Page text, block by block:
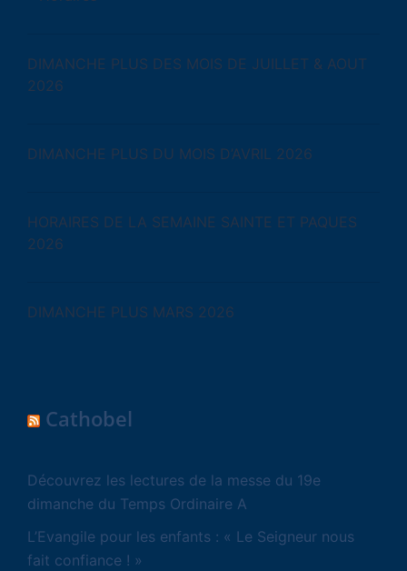
DIMANCHE PLUS DES MOIS DE JUILLET & AOUT
2026
DIMANCHE PLUS DU MOIS D’AVRIL 2026
HORAIRES DE LA SEMAINE SAINTE ET PAQUES
2026
DIMANCHE PLUS MARS 2026
Cathobel
Découvrez les lectures de la messe du 19e
dimanche du Temps Ordinaire A
L’Evangile pour les enfants : « Le Seigneur nous
fait confiance ! »